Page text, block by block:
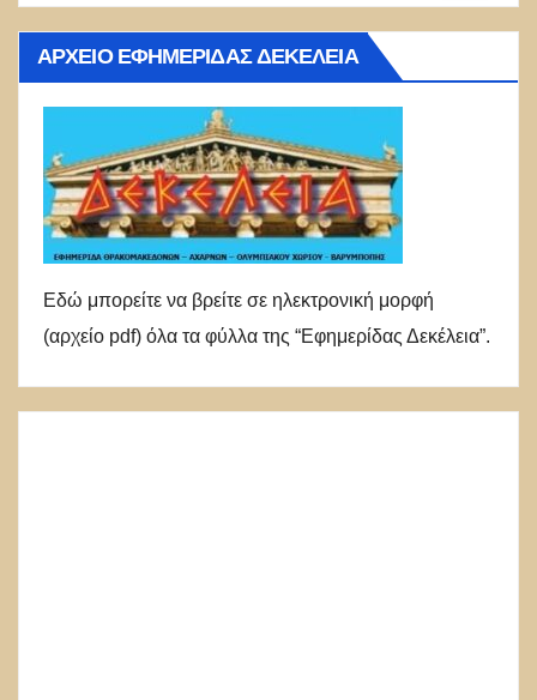
ΑΡΧΕΊΟ ΕΦΗΜΕΡΊΔΑΣ ΔΕΚΈΛΕΙΑ
Εδώ μπορείτε να βρείτε σε ηλεκτρονική μορφή
(αρχείο pdf) όλα τα φύλλα της “Εφημερίδας Δεκέλεια”.